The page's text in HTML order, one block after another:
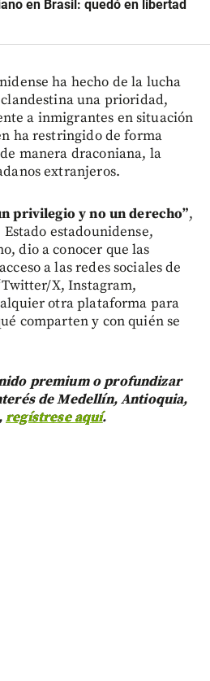
en Brasil: quedó en libertad
ha hecho de la lucha
una prioridad,
a inmigrantes en situación
ha restringido de forma
manera draconiana, la
extranjeros.
privilegio y no un derecho”,
estadounidense,
dio a conocer que las
a las redes sociales de
X, Instagram,
otra plataforma para
comparten y con quién se
premium o profundizar
de Medellín, Antioquia,
regístrese aquí.